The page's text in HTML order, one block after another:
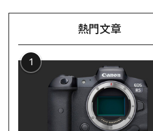
熱門文章
1